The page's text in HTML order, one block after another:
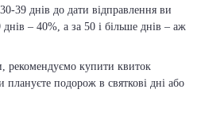
39 днів до дати відправлення ви
– 40%, а за 50 і більше днів – аж
рекомендуємо купити квиток
плануєте подорож в святкові дні або